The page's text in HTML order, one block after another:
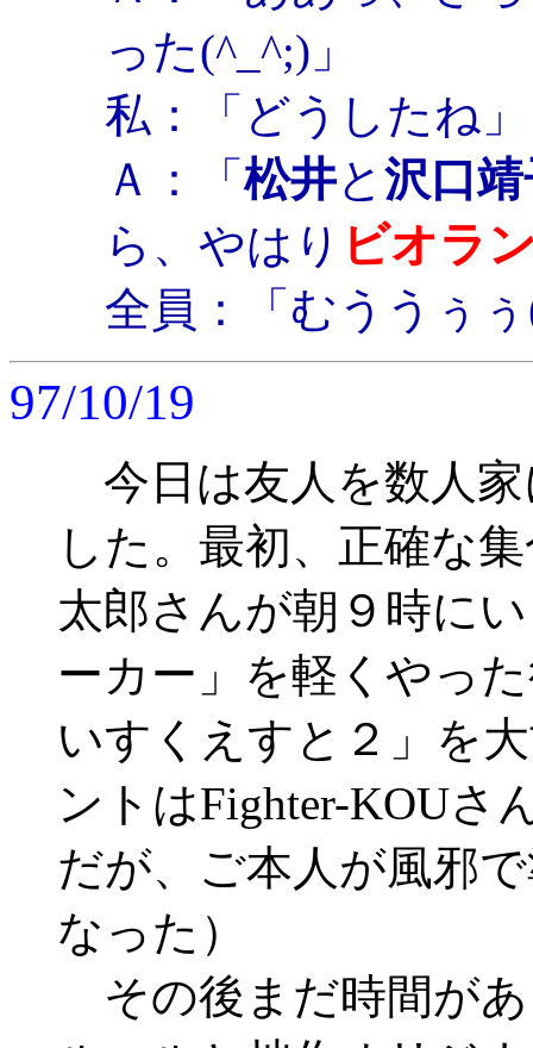
った(^_^;)」
私：「どうしたね」
Ａ：「 松井と 沢口
ら、やはり ビオラ
全員：「むううぅ
97/10/19
今日は友人を数人
した。最初、正確な
太郎さんが朝９時に
ーカー」を軽くやっ
いすくえすと２」を
ントはFighter-KOUさ
だが、ご本人が風邪
なった）
その後まだ時間が